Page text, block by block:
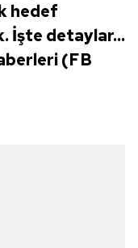
hedef
İşte detaylar...
(FB